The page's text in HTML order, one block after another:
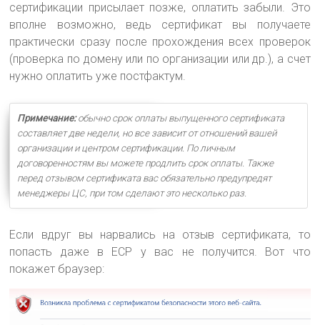
сертификации присылает позже, оплатить забыли. Это
вполне возможно, ведь сертификат вы получаете
практически сразу после прохождения всех проверок
(проверка по домену или по организации или др.), а счет
нужно оплатить уже постфактум.
Примечание:обычно срок оплаты выпущенного сертификата
составляет две недели, но все зависит от отношений вашей
организации и центром сертификации. По личным
договоренностям вы можете продлить срок оплаты. Также
перед отзывом сертификата вас обязательно предупредят
менеджеры ЦС, при том сделают это несколько раз.
Если вдруг вы нарвались на отзыв сертификата, то
попасть даже в ECP у вас не получится. Вот что
покажет браузер: